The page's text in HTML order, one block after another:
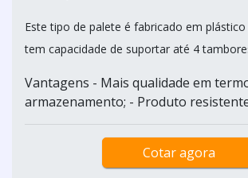
Este tipo de palete é fabricado em
tem capacidade de suportar até 4
Vantagens - Mais qualidade em
armazenamento; - Produto
Cotar agora